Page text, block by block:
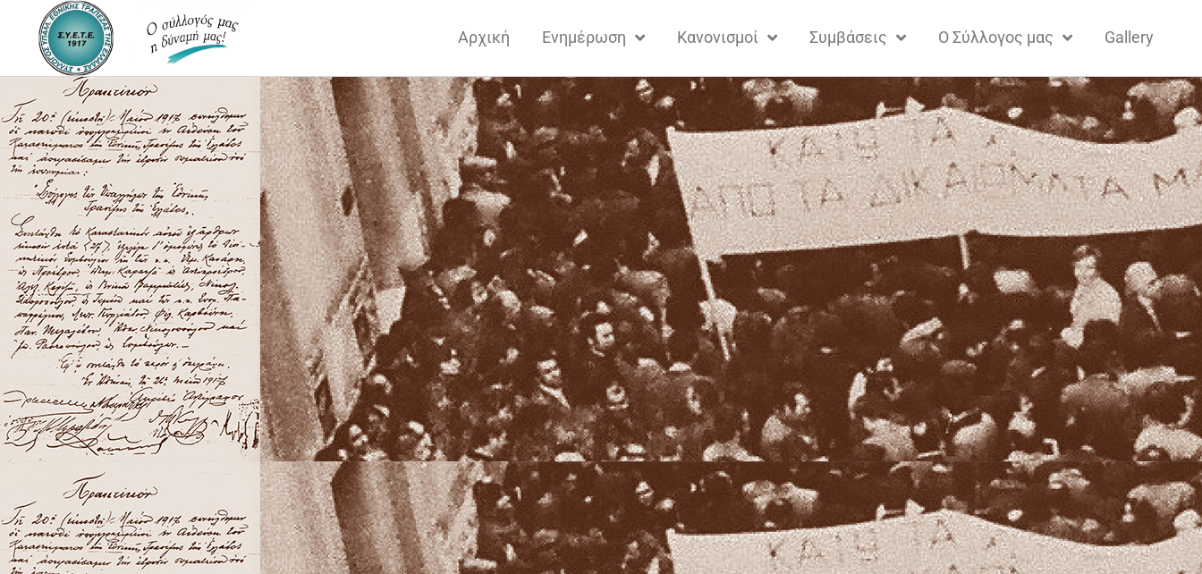
Αρχική Ενημέρωση Κανονισμοί Συμβάσεις Ο Σύλλογος μας Gallery